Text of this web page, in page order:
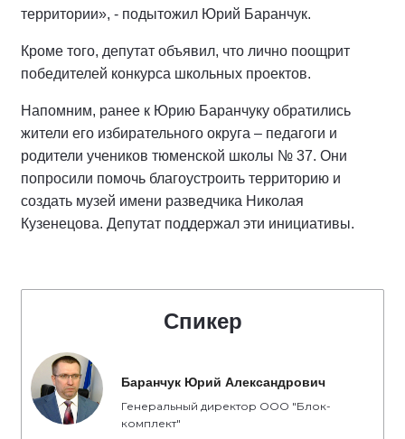
территории», - подытожил Юрий Баранчук.
Кроме того, депутат объявил, что лично поощрит
победителей конкурса школьных проектов.
Напомним, ранее к Юрию Баранчуку обратились
жители его избирательного округа – педагоги и
родители учеников тюменской школы № 37. Они
попросили помочь благоустроить территорию и
создать музей имени разведчика Николая
Кузенецова. Депутат поддержал эти инициативы.
Спикер
Баранчук Юрий Александрович
Генеральный директор ООО "Блок-
комплект"